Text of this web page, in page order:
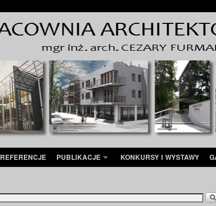
REFERENCJE PUBLIKACJE KONKURSY I WYSTAWY